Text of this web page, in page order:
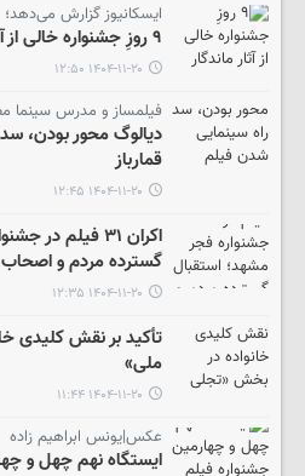
ایسکانیوز گزارش می‌دهد؛
۹ روزِ جشنواره‌ خالی از آثار ماندگار
۱۴۰۴-۱۱-۲۰ ۱۲:۵۰
فیلمساز و مدرس سینما
دیالوگ محور بودن،
قمارباز
۱۴۰۴-۱۱-۲۰ ۱۲:۴۵
اکران ۳۱ فیلم
گسترده مردم و اصحاب
۱۴۰۴-۱۱-۲۰ ۱۲:۳۵
تأکید بر نقش کلیدی
ملی»
۱۴۰۴-۱۱-۲۰ ۱۱:۴۴
عکس|یونس ابراهیم زاده
ایستگاه نهم چهل و